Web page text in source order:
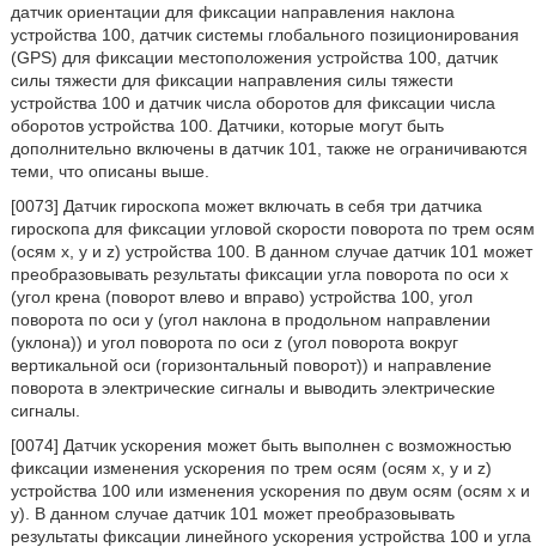
датчик ориентации для фиксации направления наклона
устройства 100, датчик системы глобального позиционирования
(GPS) для фиксации местоположения устройства 100, датчик
силы тяжести для фиксации направления силы тяжести
устройства 100 и датчик числа оборотов для фиксации числа
оборотов устройства 100. Датчики, которые могут быть
дополнительно включены в датчик 101, также не ограничиваются
теми, что описаны выше.
[0073] Датчик гироскопа может включать в себя три датчика
гироскопа для фиксации угловой скорости поворота по трем осям
(осям x, y и z) устройства 100. В данном случае датчик 101 может
преобразовывать результаты фиксации угла поворота по оси x
(угол крена (поворот влево и вправо) устройства 100, угол
поворота по оси y (угол наклона в продольном направлении
(уклона)) и угол поворота по оси z (угол поворота вокруг
вертикальной оси (горизонтальный поворот)) и направление
поворота в электрические сигналы и выводить электрические
сигналы.
[0074] Датчик ускорения может быть выполнен с возможностью
фиксации изменения ускорения по трем осям (осям x, y и z)
устройства 100 или изменения ускорения по двум осям (осям x и
y). В данном случае датчик 101 может преобразовывать
результаты фиксации линейного ускорения устройства 100 и угла